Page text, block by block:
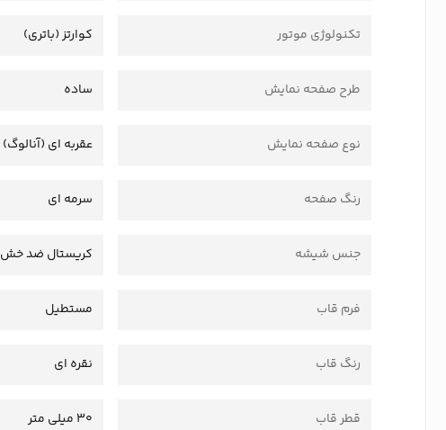
تکنولوژی موتور کوارتز (باتری)
طرح صفحه نمایش ساده
نوع صفحه نمایش عقربه ای (آنالوگ)
رنگ صفحه سرمه ای
جنس شیشه کریستال ضد خش
فرم قاب مستطیل
رنگ قاب نقره ای
قطر قاب 30 میلی متر